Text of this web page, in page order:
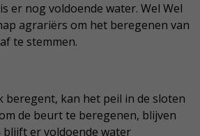
er nog voldoende water. Wel Wel
agrariërs om het beregenen van
te stemmen.
beregent, kan het peil in de sloten
de beurt te beregenen, blijven
er voldoende water